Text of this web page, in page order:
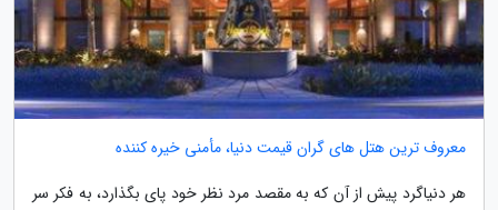
معروف ترین هتل های گران قیمت دنیا، مأمنی خیره کننده
هر دنیاگرد پیش از آن که به مقصد مرد نظر خود پای بگذارد، به فکر سر